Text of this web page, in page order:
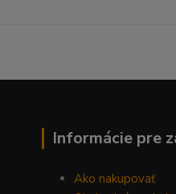
Informácie pre
Ako nakupovať